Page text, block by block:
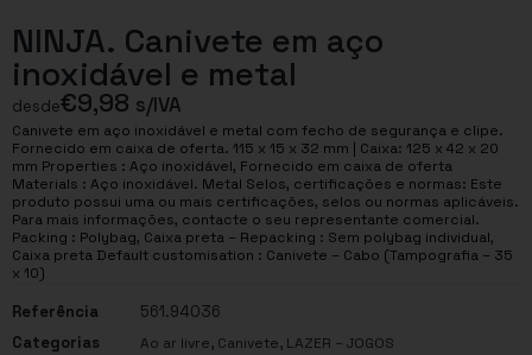
NINJA. Canivete em aço
inoxidável e metal
desde€9,98 s/IVA
Canivete em aço inoxidável e metal com fecho de segurança e clipe.
Fornecido em caixa de oferta. 115 x 15 x 32 mm | Caixa: 125 x 42 x 20
mm Properties : Aço inoxidável, Fornecido em caixa de oferta
Materials : Aço inoxidável. Metal Selos, certificações e normas: Este
produto possui uma ou mais certificações, selos ou normas aplicáveis.
Para mais informações, contacte o seu representante comercial.
Packing : Polybag, Caixa preta – Repacking : Sem polybag individual,
Caixa preta Default customisation : Canivete – Cabo (Tampografia – 35
x 10)
Referência
561.94036
Categorias
Ao ar livre, Canivete, LAZER – JOGOS